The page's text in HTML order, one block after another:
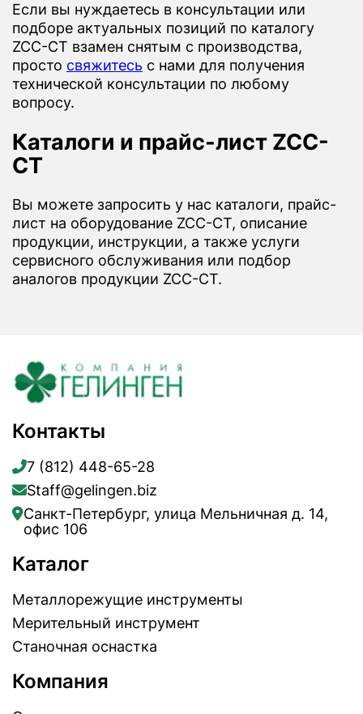
Если вы нуждаетесь в консультации или
подборе актуальных позиций по каталогу
ZCC-CT взамен снятым с производства,
просто свяжитесь с нами для получения
технической консультации по любому
вопросу.
Каталоги и прайс-лист ZCC-
CT
Вы можете запросить у нас каталоги, прайс-
лист на оборудование ZCC-CT, описание
продукции, инструкции, а также услуги
сервисного обслуживания или подбор
аналогов продукции ZCC-CT.
Контакты
7 (812) 448-65-28
Staff@gelingen.biz
Санкт-Петербург, улица Мельничная д. 14,
офис 106
Каталог
Металлорежущие инструменты
Мерительный инструмент
Станочная оснастка
Компания